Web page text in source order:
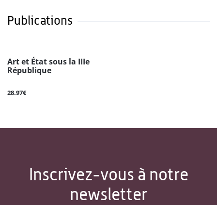
Publications
Art et État sous la IIIe
République
28.97€
Inscrivez-vous à notre
newsletter